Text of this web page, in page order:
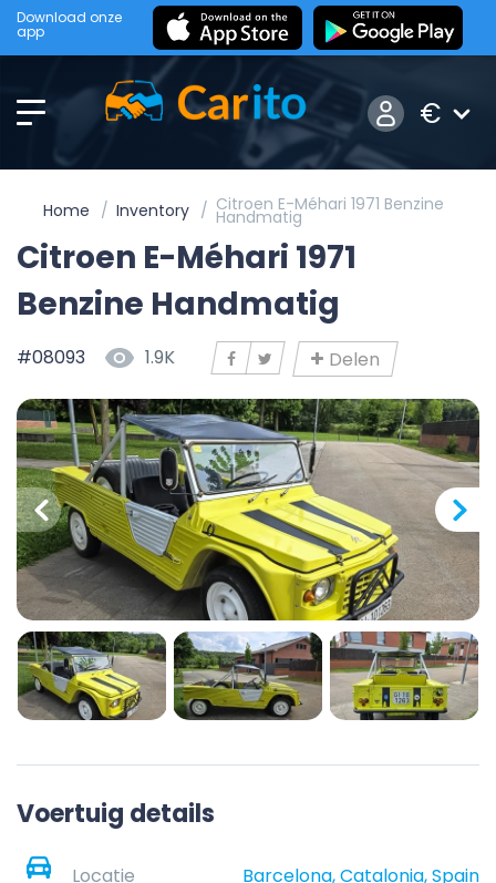
Download onze
app
€
Home Inventory Citroen E-Méhari 1971 Benzine
Handmatig
Citroen E-Méhari 1971
Benzine Handmatig
#08093 1.9K Delen
Voertuig details
Locatie
Barcelona, Catalonia, Spain